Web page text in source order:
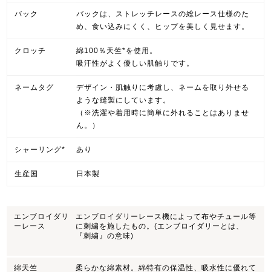
バック
バックは、ストレッチレースの総レース仕様のた
め、食い込みにくく、ヒップを美しく見せます。
クロッチ
綿100％天竺*を使用。
吸汗性がよく優しい肌触りです。
ネームタグ
デザイン・肌触りに考慮し、ネームを取り外せる
ような縫製にしています。
（※洗濯や着用時に簡単に外れることはありませ
ん。）
シャーリング* あり
生産国 日本製
エンブロイダリ
ーレース
エンブロイダリーレース機によって布やチュール等
に刺繍を施したもの。(エンブロイダリーとは、
『刺繍』の意味)
綿天竺
柔らかな綿素材。綿特有の保温性、吸水性に優れて